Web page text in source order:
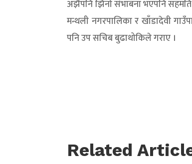
अझैपनि झिनो संभाबना भएपनि
मन्थली नगरपालिका र खाँडादेवी
पनि उप सचिब बुढाथोकिले गराए ।
Related